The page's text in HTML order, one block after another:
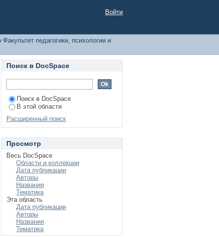
по
Войти
Факультет педагогики, психологии и
Поиск в DocSpace
Поиск в DocSpace
В этой области
Расширенный поиск
Просмотр
Весь DocSpace
Области и коллекции
Дата публикации
Авторы
Названия
Тематика
Эта область
Дата публикации
Авторы
Названия
Тематика